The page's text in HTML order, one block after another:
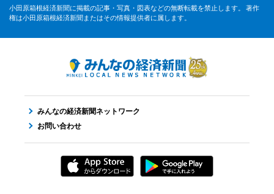
小田原箱根経済新聞に掲載の記事・写真・図表などの無断転載を禁止します。 著作
権は小田原箱根経済新聞またはその情報提供者に属します。
みんなの経済新聞ネットワーク
お問い合わせ